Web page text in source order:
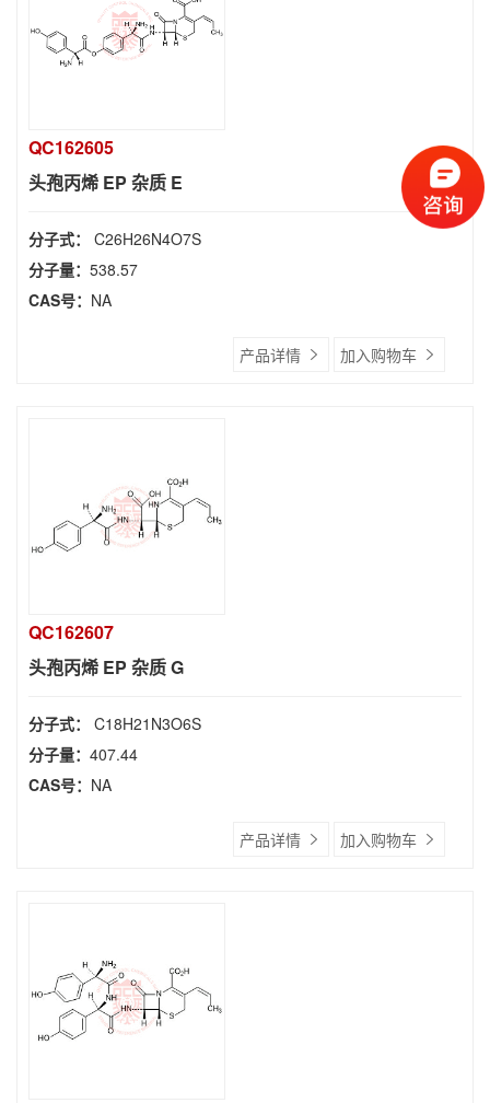
QC162605
头孢丙烯 EP 杂质 E
分子式： C26H26N4O7S
分子量： 538.57
CAS号： NA
产品详情 加入购物车
QC162607
头孢丙烯 EP 杂质 G
分子式： C18H21N3O6S
分子量： 407.44
CAS号： NA
产品详情 加入购物车